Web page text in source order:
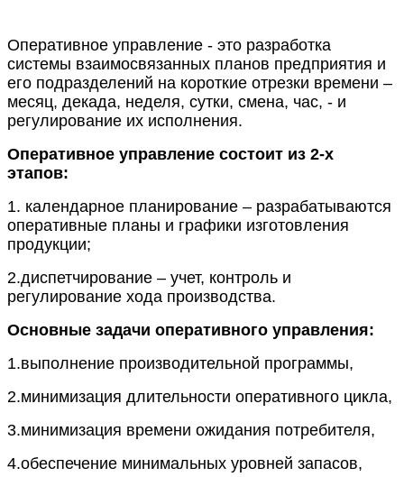
Оперативное управление - это разработка
системы взаимосвязанных планов предприятия и
его подразделений на короткие отрезки времени –
месяц, декада, неделя, сутки, смена, час, - и
регулирование их исполнения.
Оперативное управление состоит из 2-х
этапов:
1. календарное планирование – разрабатываются
оперативные планы и графики изготовления
продукции;
2.диспетчирование – учет, контроль и
регулирование хода производства.
Основные задачи оперативного управления:
1.выполнение производительной программы,
2.минимизация длительности оперативного цикла,
3.минимизация времени ожидания потребителя,
4.обеспечение минимальных уровней запасов,